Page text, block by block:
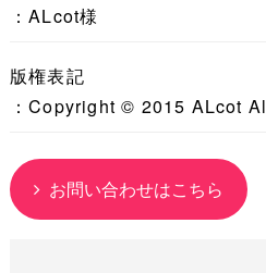
：ALcot様
版権表記
：Copyright © 2015 ALcot
お問い合わせはこちら